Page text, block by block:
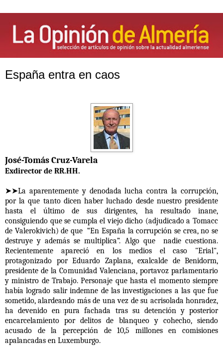
España entra en caos
José-Tomás Cruz-Varela
Exdirector de RR.HH.
➤➤La aparentemente y denodada lucha contra la corrupción,
por la que tanto dicen haber luchado desde nuestro presidente
hasta el último de sus dirigentes, ha resultado inane,
consiguiendo que se cumpla el viejo dicho (adjudicado a Tomacc
de Valerokivich) de que “En España la corrupción se crea, no se
destruye y además se multiplica”. Algo que nadie cuestiona.
Recientemente apareció en los medios el caso "Erial",
protagonizado por Eduardo Zaplana, exalcalde de Benidorm,
presidente de la Comunidad Valenciana, portavoz parlamentario
y ministro de Trabajo. Personaje que hasta el momento siempre
había logrado salir indemne de las investigaciones a las que fue
sometido, alardeando más de una vez de su acrisolada honradez,
ha devenido en pura fachada tras su detención y posterior
encarcelamiento por delitos de blanqueo y cohecho, siendo
acusado de la percepción de 10,5 millones en comisiones
apalancadas en Luxemburgo.